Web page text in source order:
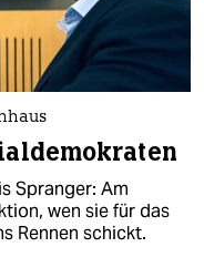
Spranger: Am
wen sie für das
Rennen schickt.